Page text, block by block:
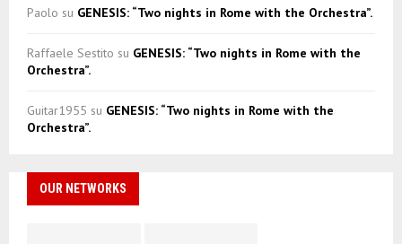
Paolo su GENESIS: “Two nights in Rome with the Orchestra”.
Raffaele Sestito su GENESIS: “Two nights in Rome with the
Orchestra”.
Guitar1955 su GENESIS: “Two nights in Rome with the
Orchestra”.
OUR NETWORKS